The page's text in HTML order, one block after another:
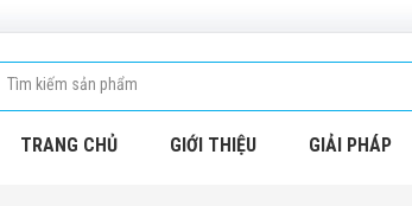
TRANG CHỦ GIỚI THIỆU GIẢI PHÁP